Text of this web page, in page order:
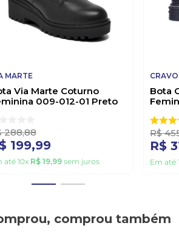
MARTE
Via Marte Coturno
009-012-01 Preto
288,88
199,99
até10x R$ 19,99sem juros
Bota
R$
R$
Em até
comprou também